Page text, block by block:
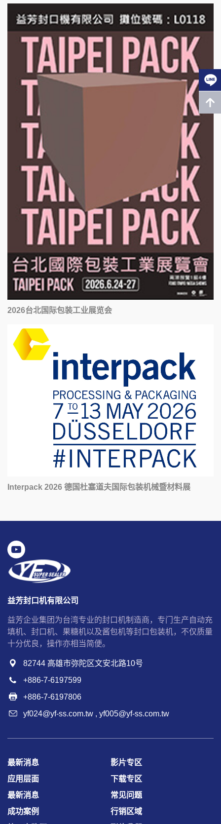
2026台北国际包装工业展览会
Interpack 2026 德国杜塞道夫国际包装机械暨材料展
益芳封口机有限公司
益芳企业集团为台湾专业的封口机制造商，专门生产自动充
填机、封口机、果糖机以及酱包机等封口包装机，不仅质量
十分优良，操作亦相当简便。
82744 高雄市弥陀区文安北路10号
+886-7-6197599
+886-7-6197806
yf024@yf-ss.com.tw , yf005@yf-ss.com.tw
最新消息
影片专区
应用层面
下载专区
最新消息
常见问题
成功案例
行销区域